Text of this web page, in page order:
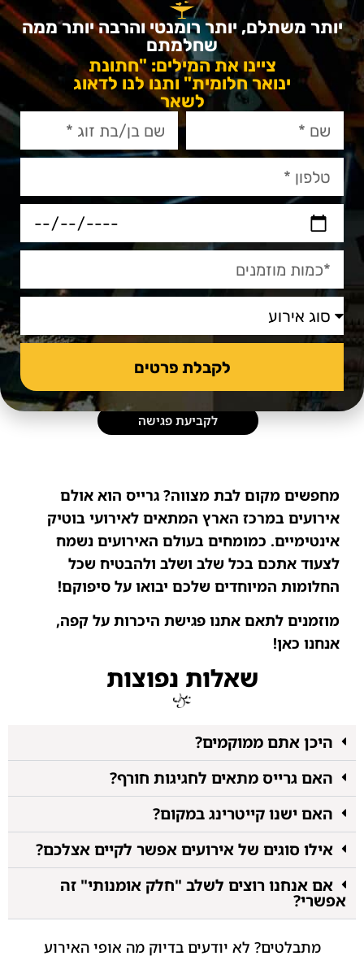
100% שירות
לכל אורך הדרך תיהנו משירות מעולה ומצוות שקשוב
לכם ורק לכם. בגרייס חשוב לנו שתרגישו בבית מהרגע
שנצא לדרכנו המשותפת ונתחיל לתכנן את בת המצווה.
לכן נעמיד לרשותכם צוות מקצועי שילווה אתכם באופן
אישי וידאג לכל פרט ופרט כדי ליצור את חוויית האירוח
יוודא שהכל מתנהל כשורה, שהאורחים מרוצים, ושכלת
בת המצווה פשוט קורנת משמחה!
מעבר לכך אנו מספקים לכם את האמצעים הטכנולוגיים
החדישים ביותר למקסימום הנאה, כך שתוכלו להפיק
כל מיצג אומנותי עבורה.
לקביעת פגישה
מחפשים מקום לבת מצווה? גרייס הוא אולם
אירועים במרכז הארץ המתאים לאירועי בוטיק
אינטימיים. כמומחים בעולם האירועים נשמח
לצעוד אתכם בכל שלב ושלב ולהבטיח שכל
החלומות המיוחדים שלכם יבואו על סיפוקם!
מוזמנים לתאם אתנו פגישת היכרות על קפה,
אנחנו כאן!
שאלות נפוצות
היכן אתם ממוקמים?
האם גרייס מתאים לחגיגות חורף?
האם ישנו קייטרינג במקום?
אילו סוגים של אירועים אפשר לקיים אצלכם?
אם אנחנו רוצים לשלב "חלק אומנותי" זה
אפשרי?
מתבלטים? לא יודעים בדיוק מה אופי האירוע
יותר משתלם, יותר רומנטי והרבה יותר ממה
שחלמתם
ציינו את המילים: "חתונת
ינואר חלומית" ותנו לנו לדאוג
לשאר
לקבלת פרטים